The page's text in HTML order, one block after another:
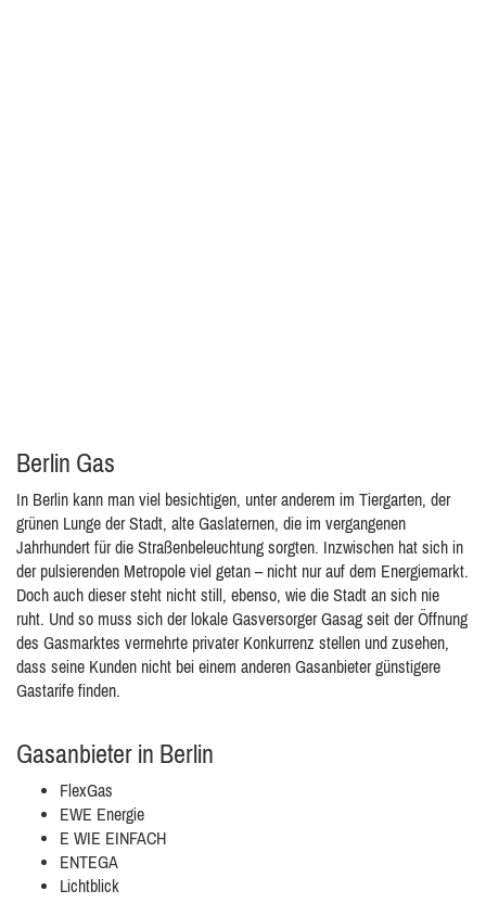
Berlin Gas
In Berlin kann man viel besichtigen, unter anderem im Tiergarten, der
grünen Lunge der Stadt, alte Gaslaternen, die im vergangenen
Jahrhundert für die Straßenbeleuchtung sorgten. Inzwischen hat sich in
der pulsierenden Metropole viel getan – nicht nur auf dem Energiemarkt.
Doch auch dieser steht nicht still, ebenso, wie die Stadt an sich nie
ruht. Und so muss sich der lokale Gasversorger Gasag seit der Öffnung
des Gasmarktes vermehrte privater Konkurrenz stellen und zusehen,
dass seine Kunden nicht bei einem anderen Gasanbieter günstigere
Gastarife finden.
Gasanbieter in Berlin
FlexGas
EWE Energie
E WIE EINFACH
ENTEGA
Lichtblick